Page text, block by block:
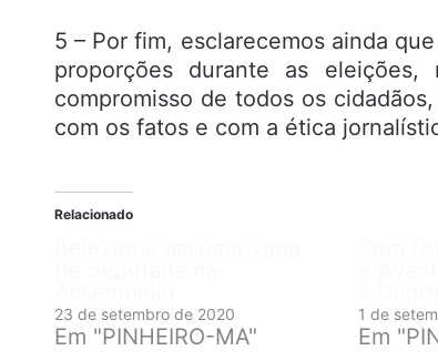
5 – Por fim, esclarecemos ainda
proporções durante as
compromisso de todos os
com os fatos e com a ética
Relacionado
23 de setembro de 2020
Em "PINHEIRO-MA"
1 de
Em